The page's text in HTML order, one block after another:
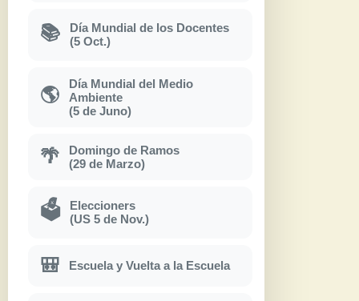
📚
Día Mundial de los Docentes
(5 Oct.)
🌎
Día Mundial del Medio
Ambiente
(5 de Juno)
🌴
Domingo de Ramos
(29 de Marzo)
🗳
Eleccioners
(US 5 de Nov.)
🎒 Escuela y Vuelta a la Escuela